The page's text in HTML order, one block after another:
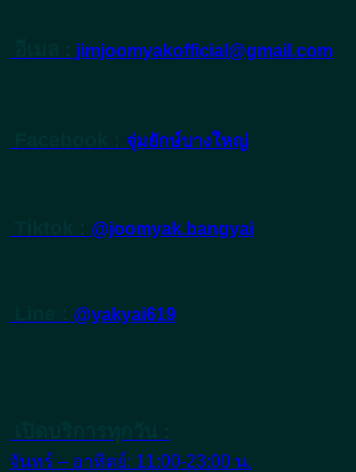
jimjoomyakofficial@gmail.com
จุ่มยักษ์บางใหญ่
@joomyak.bangyai
@yakyai619
จันทร์ – อาทิตย์: 11:00-23:00 น.